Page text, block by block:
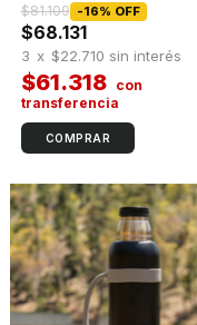
$68.131
-16% OFF
$81.109
$61.318
3 x $22.710 sin interés
COMPRAR